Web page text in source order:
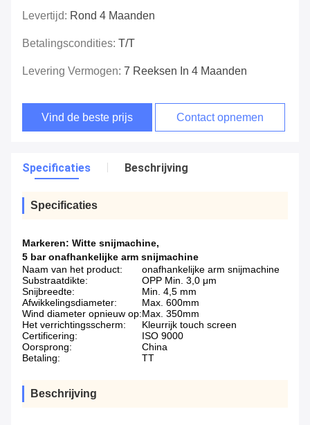
Levertijd: Rond 4 Maanden
Betalingscondities: T/T
Levering Vermogen: 7 Reeksen In 4 Maanden
Vind de beste prijs Contact opnemen
Specificaties Beschrijving
Specificaties
Markeren: Witte snijmachine,
5 bar onafhankelijke arm snijmachine
Naam van het product:
onafhankelijke arm snijmachine
Substraatdikte:
OPP Min. 3,0 μm
Snijbreedte:
Min. 4,5 mm
Afwikkelingsdiameter:
Max. 600mm
Wind diameter opnieuw op:Max. 350mm
Het verrichtingsscherm:
Kleurrijk touch screen
Certificering:
ISO 9000
Oorsprong:
China
Betaling:
TT
Beschrijving